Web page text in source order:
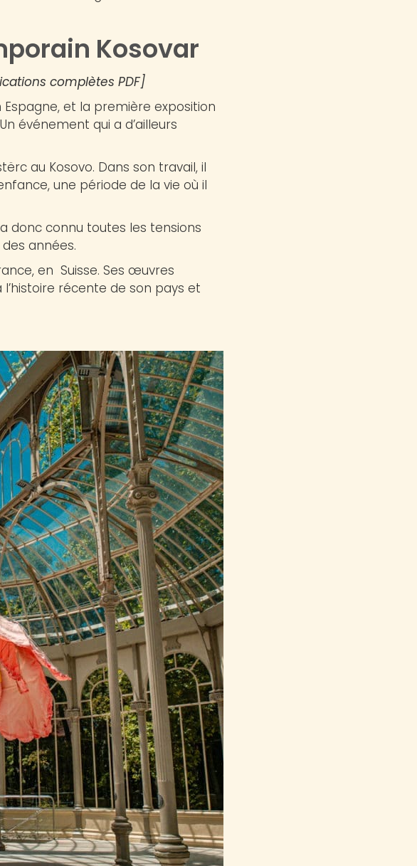
Kosovar
complètes PDF]
Espagne, et la première exposition
événement qui a d’ailleurs
au Kosovo. Dans son travail, il
une période de la vie où il
donc connu toutes les tensions
années.
en Suisse. Ses œuvres
récente de son pays et